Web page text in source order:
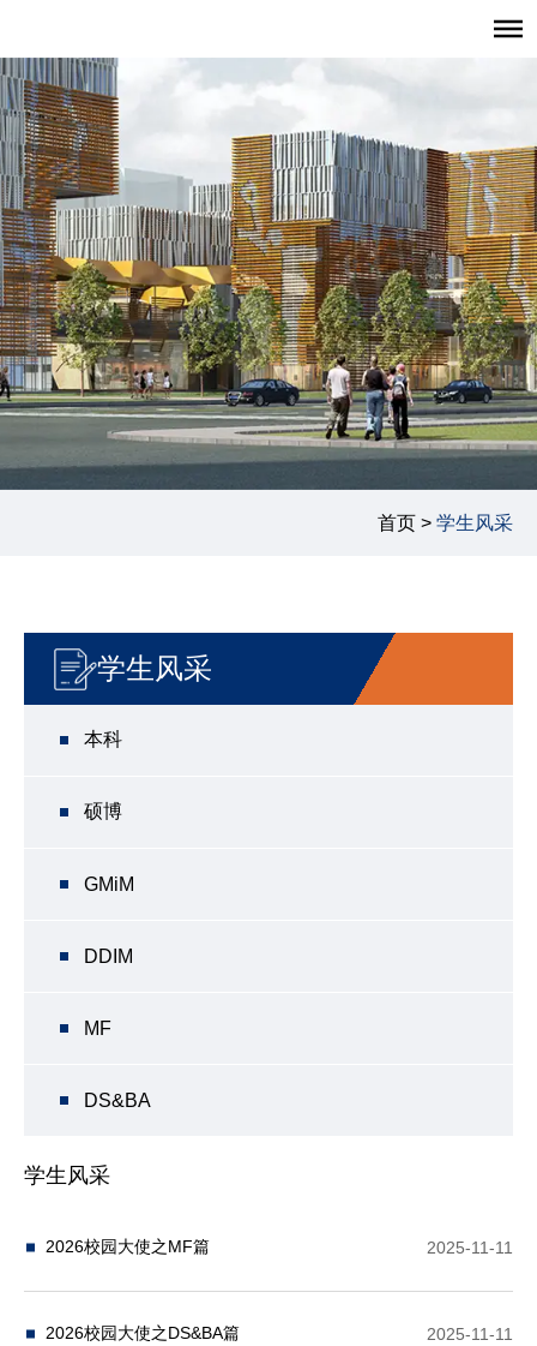
首页
招生报考
职业发展
学生发展
学生活动
学生风采
首页 > 学生风采
学生风采
本科
硕博
GMiM
DDIM
MF
DS&BA
学生风采
2026校园大使之MF篇 2025-11-11
2026校园大使之DS&BA篇 2025-11-11